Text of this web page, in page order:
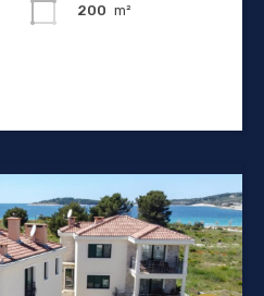
200 m²